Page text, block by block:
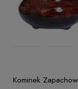
Kominek